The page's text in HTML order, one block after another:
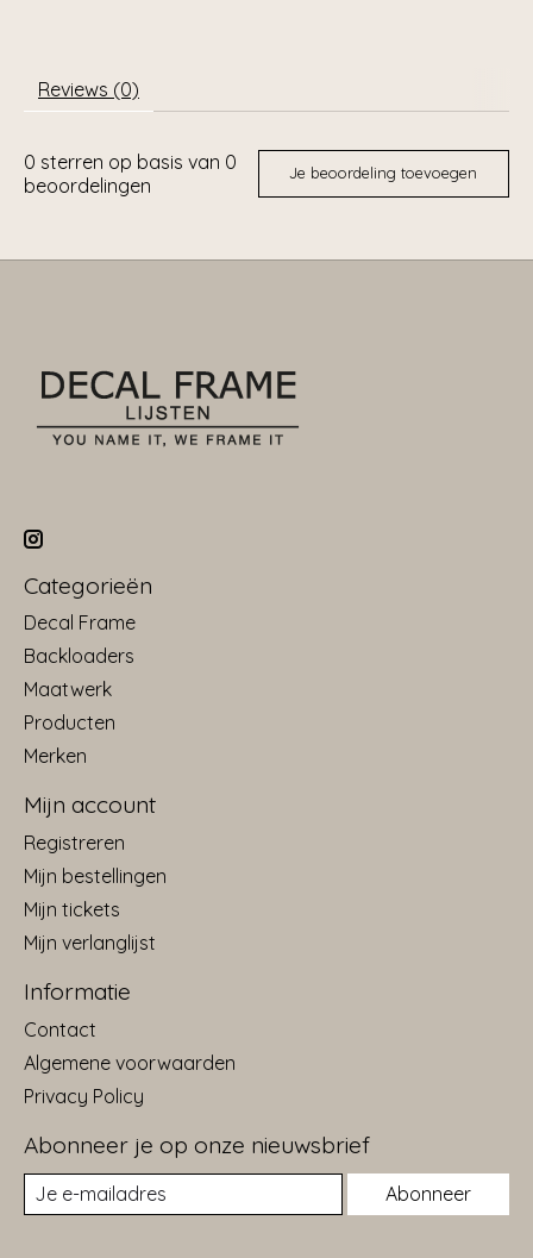
Reviews (0)
0 sterren op basis van 0
beoordelingen
Je beoordeling toevoegen
Categorieën
Decal Frame
Backloaders
Maatwerk
Producten
Merken
Mijn account
Registreren
Mijn bestellingen
Mijn tickets
Mijn verlanglijst
Informatie
Contact
Algemene voorwaarden
Privacy Policy
Abonneer je op onze nieuwsbrief
Abonneer